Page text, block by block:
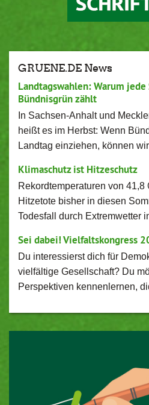
GRUENE.DE News
Landtagswahlen: Warum
Bündnisgrün zählt
In Sachsen-Anhalt und
heißt es im Herbst: Wenn
Landtag einziehen, können
Klimaschutz ist Hitzeschutz
Rekordtemperaturen von 41,8
Hitzetote bisher in diesen
Todesfall durch Extremwetter
Sei dabei! Vielfaltskongress
Du interessierst dich für
vielfältige Gesellschaft? Du
Perspektiven kennenlernen,